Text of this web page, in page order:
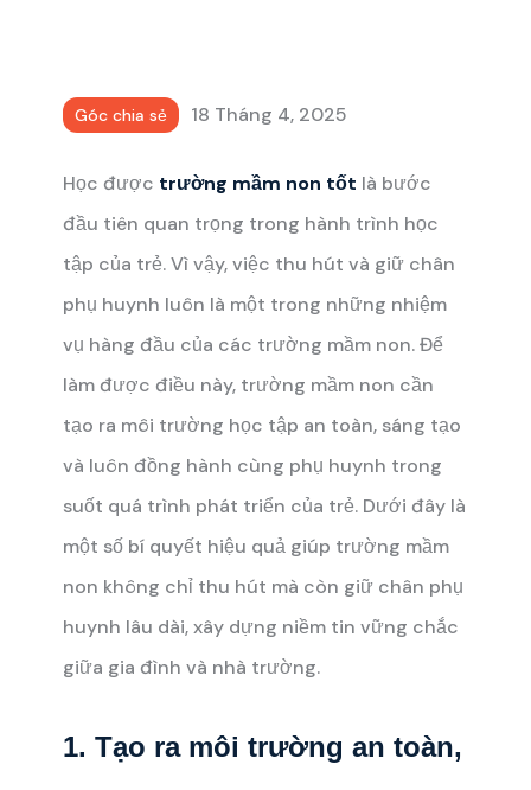
Góc chia sẻ 18 Tháng 4, 2025
Học được trường mầm non tốt là bước
đầu tiên quan trọng trong hành trình học
tập của trẻ. Vì vậy, việc thu hút và giữ chân
phụ huynh luôn là một trong những nhiệm
vụ hàng đầu của các trường mầm non. Để
làm được điều này, trường mầm non cần
tạo ra môi trường học tập an toàn, sáng tạo
và luôn đồng hành cùng phụ huynh trong
suốt quá trình phát triển của trẻ. Dưới đây là
một số bí quyết hiệu quả giúp trường mầm
non không chỉ thu hút mà còn giữ chân phụ
huynh lâu dài, xây dựng niềm tin vững chắc
giữa gia đình và nhà trường.
1. Tạo ra môi trường an toàn,